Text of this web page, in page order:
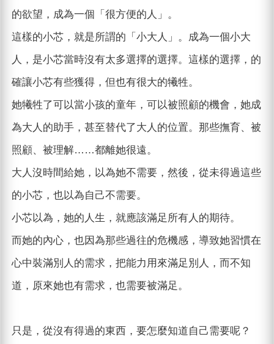
的欲望，成為一個「很方便的人」。
這樣的小芯，就是所謂的「小大人」。成為一個小大
人，是小芯當時沒有太多選擇的選擇。這樣的選擇，的
確讓小芯有些獲得，但也有很大的犧牲。
她犧牲了可以當小孩的童年，可以被照顧的機會，她成
為大人的助手，甚至替代了大人的位置。那些撫育、被
照顧、被理解……都離她很遠。
大人沒時間給她，以為她不需要，然後，從未得過這些
的小芯，也以為自己不需要。
小芯以為，她的人生，就應該滿足所有人的期待。
而她的內心，也因為那些過往的危機感，導致她習慣在
心中裝滿別人的需求，把能力用來滿足別人，而不知
道，原來她也有需求，也需要被滿足。
只是，從沒有得過的東西，要怎麼知道自己需要呢？